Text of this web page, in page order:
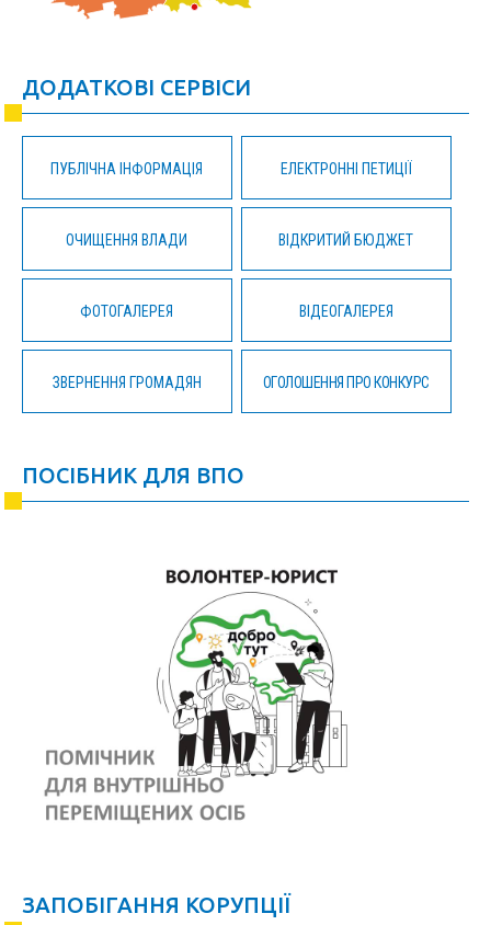
ДОДАТКОВІ СЕРВІСИ
ПУБЛІЧНА ІНФОРМАЦІЯ ЕЛЕКТРОННІ ПЕТИЦІЇ
ОЧИЩЕННЯ ВЛАДИ ВІДКРИТИЙ БЮДЖЕТ
ФОТОГАЛЕРЕЯ ВІДЕОГАЛЕРЕЯ
ЗВЕРНЕННЯ ГРОМАДЯН ОГОЛОШЕННЯ ПРО КОНКУРС
ПОСІБНИК ДЛЯ ВПО
ЗАПОБІГАННЯ КОРУПЦІЇ